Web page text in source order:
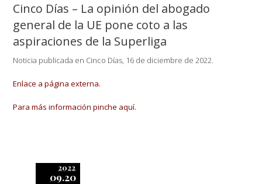
Cinco Días – La opinión del abogado
general de la UE pone coto a las
aspiraciones de la Superliga
Noticia publicada en Cinco Días, 16 de diciembre de 2022.
Enlace a página externa.
Para más información pinche aquí.
2022
09.20